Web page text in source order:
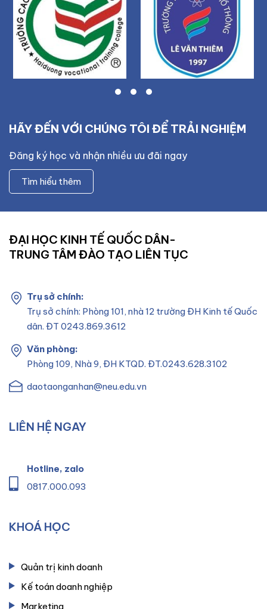
HÃY ĐẾN VỚI CHÚNG TÔI ĐỂ TRẢI NGHIỆM
Đăng ký học và nhận nhiều ưu đãi ngay
Tìm hiểu thêm
ĐẠI HỌC KINH TẾ QUỐC DÂN-
TRUNG TÂM ĐÀO TẠO LIÊN TỤC
Trụ sở chính:
Trụ sở chính: Phòng 101, nhà 12 trường ĐH Kinh tế Quốc
dân. ĐT 0243.869.3612
Văn phòng:
Phòng 109, Nhà 9, ĐH KTQD. ĐT.0243.628.3102
daotaonganhan@neu.edu.vn
LIÊN HỆ NGAY
Hotline, zalo
0817.000.093
KHOÁ HỌC
Quản trị kinh doanh
Kế toán doanh nghiệp
Marketing